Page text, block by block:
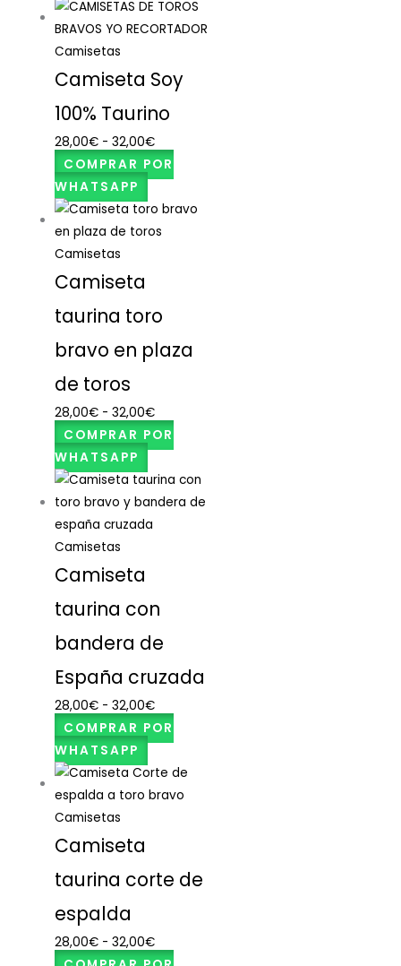
Camisetas
Camiseta Soy
100% Taurino
28,00€ - 32,00€
COMPRAR POR
WHATSAPP
Camisetas
Camiseta
taurina toro
bravo en plaza
de toros
28,00€ - 32,00€
COMPRAR POR
WHATSAPP
Camisetas
Camiseta
taurina con
bandera de
España cruzada
28,00€ - 32,00€
COMPRAR POR
WHATSAPP
Camisetas
Camiseta
taurina corte de
espalda
28,00€ - 32,00€